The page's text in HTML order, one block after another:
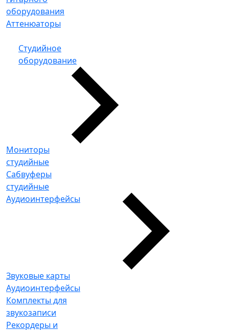
оборудования
Аттенюаторы
Студийное
оборудование
Мониторы
студийные
Сабвуферы
студийные
Аудиоинтерфейсы
Звуковые карты
Аудиоинтерфейсы
Комплекты для
звукозаписи
Рекордеры и